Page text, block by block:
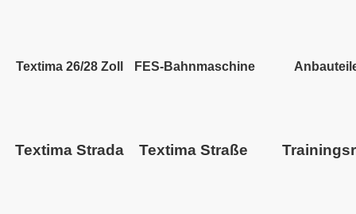
Textima 26/28 Zoll FES-Bahnmaschine
Textima Strada Textima Straße